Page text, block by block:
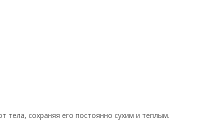
тела, сохраняя его постоянно сухим и теплым.